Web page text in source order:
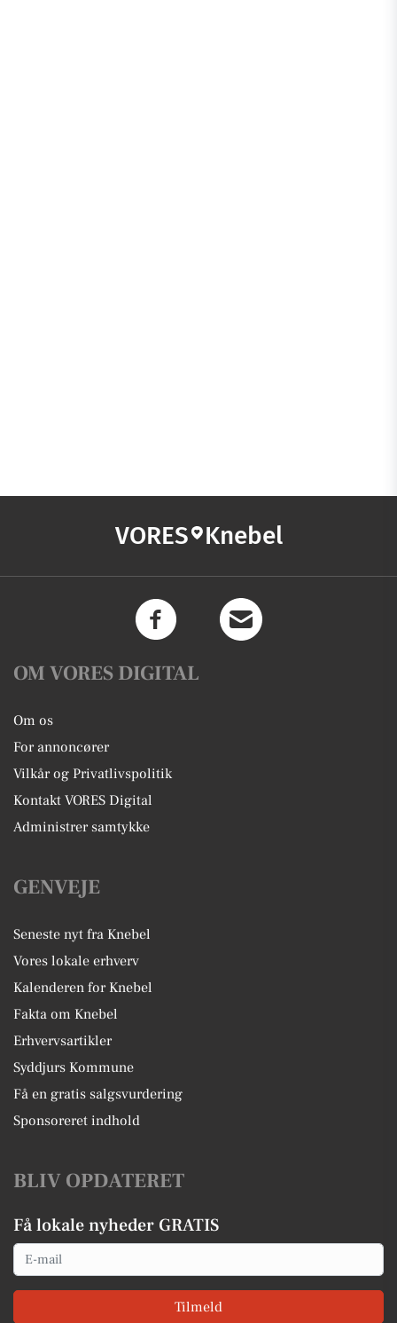
VORES Knebel
OM VORES DIGITAL
Om os
For annoncører
Vilkår og Privatlivspolitik
Kontakt VORES Digital
Administrer samtykke
GENVEJE
Seneste nyt fra Knebel
Vores lokale erhverv
Kalenderen for Knebel
Fakta om Knebel
Erhvervsartikler
Syddjurs Kommune
Få en gratis salgsvurdering
Sponsoreret indhold
BLIV OPDATERET
Få lokale nyheder GRATIS
Email
Tilmeld